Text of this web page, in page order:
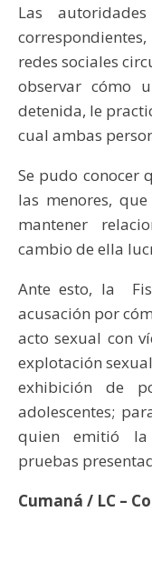
Las
redes sociales
observar cómo
detenida, le
cual ambas
Se pudo conocer
las menores,
mantener
cambio de ella
Ante esto, la
acusación por
acto sexual con
explotación
exhibición de
adolescentes;
quien emitió la
pruebas
Cumaná / LC –